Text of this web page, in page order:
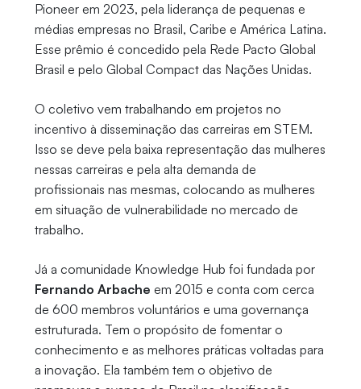
Pioneer em 2023, pela liderança de pequenas e
médias empresas no Brasil, Caribe e América Latina.
Esse prêmio é concedido pela Rede Pacto Global
Brasil e pelo Global Compact das Nações Unidas.
O coletivo vem trabalhando em projetos no
incentivo à disseminação das carreiras em STEM.
Isso se deve pela baixa representação das mulheres
nessas carreiras e pela alta demanda de
profissionais nas mesmas, colocando as mulheres
em situação de vulnerabilidade no mercado de
trabalho.
Já a comunidade Knowledge Hub foi fundada por
Fernando Arbache em 2015 e conta com cerca
de 600 membros voluntários e uma governança
estruturada. Tem o propósito de fomentar o
conhecimento e as melhores práticas voltadas para
a inovação. Ela também tem o objetivo de